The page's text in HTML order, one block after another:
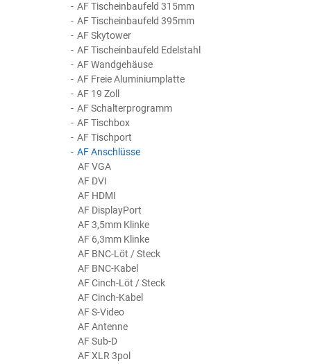
AF Tischeinbaufeld 315mm
AF Tischeinbaufeld 395mm
AF Skytower
AF Tischeinbaufeld Edelstahl
AF Wandgehäuse
AF Freie Aluminiumplatte
AF 19 Zoll
AF Schalterprogramm
AF Tischbox
AF Tischport
AF Anschlüsse
AF VGA
AF DVI
AF HDMI
AF DisplayPort
AF 3,5mm Klinke
AF 6,3mm Klinke
AF BNC-Löt / Steck
AF BNC-Kabel
AF Cinch-Löt / Steck
AF Cinch-Kabel
AF S-Video
AF Antenne
AF Sub-D
AF XLR 3pol